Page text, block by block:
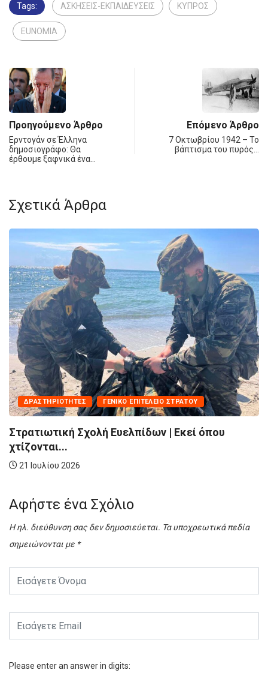
Tags: ΑΣΚΗΣΕΙΣ-ΕΚΠΑΙΔΕΥΣΕΙΣ ΚΥΠΡΟΣ
EUNOMIA
Προηγούμενο Άρθρο
Ερντογάν σε Έλληνα
δημοσιογράφο: Θα
έρθουμε ξαφνικά ένα…
Επόμενο Άρθρο
7 Οκτωβρίου 1942 – Το
βάπτισμα του πυρός…
Σχετικά Άρθρα
ΓΕΝΙΚΌ ΕΠΙΤΕΛΕΊΟ ΣΤΡΑΤΟΎ
Σχολή Ευελπίδων | Εκεί όπου
2026
Αφήστε ένα Σχόλιο
Η ηλ. διεύθυνση σας δεν δημοσιεύεται. Τα υποχρεωτικά πεδία
σημειώνονται με *
Please enter an answer in digits: